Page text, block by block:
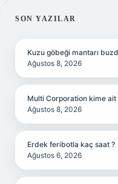
SIDEBAR
SON YAZILAR
Kuzu göbeği mantarı
Ağustos 8, 2026
Multi Corporation kime ait
Ağustos 8, 2026
Erdek feribotla kaç saat ?
Ağustos 6, 2026